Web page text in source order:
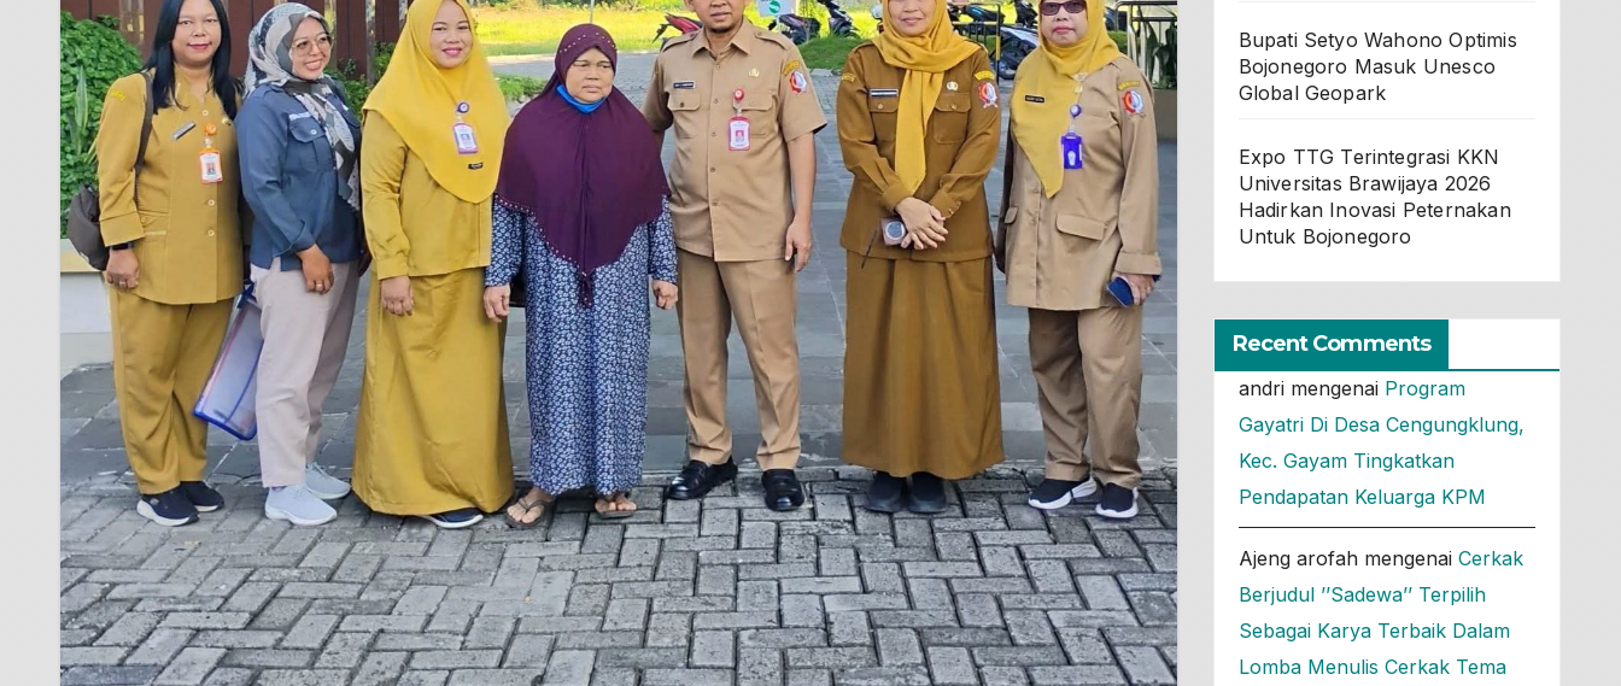
Bupati Setyo Wahono Optimis
Bojonegoro Masuk Unesco
Global Geopark
Expo TTG Terintegrasi KKN
Universitas Brawijaya 2026
Hadirkan Inovasi Peternakan
Untuk Bojonegoro
Recent Comments
andrimengenai Program
Gayatri Di Desa Cengungklung,
Kec. Gayam Tingkatkan
Pendapatan Keluarga KPM
Ajeng arofahmengenai Cerkak
Berjudul ’’Sadewa’’ Terpilih
Sebagai Karya Terbaik Dalam
Lomba Menulis Cerkak Tema